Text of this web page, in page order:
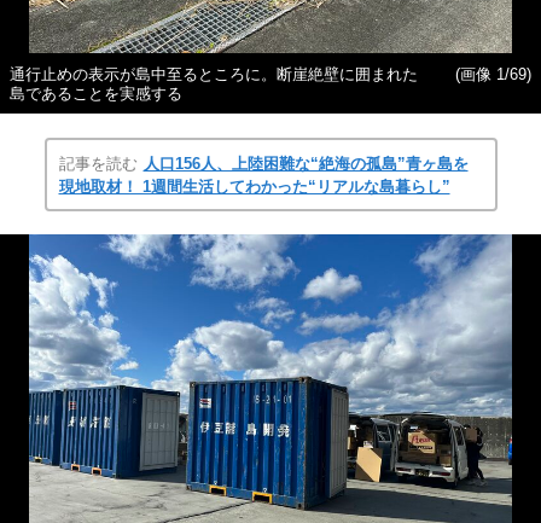
通行止めの表示が島中至るところに。断崖絶壁に囲まれた
島であることを実感する
(画像 1/69)
記事を読む 人口156人、上陸困難な“絶海の孤島”青ヶ島を
現地取材！ 1週間生活してわかった“リアルな島暮らし”